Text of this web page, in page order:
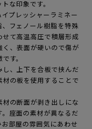
な印象です。
プレッシャーラミネー
、フェノール樹脂を特殊
て高温高圧で積層形成
く、表面が硬いので傷が
す。
、上下を合板で挟んだ
材の板を使用することで
の断面が剥き出しにな
座面の素材が異なるだ
部屋の雰囲気にあわせ